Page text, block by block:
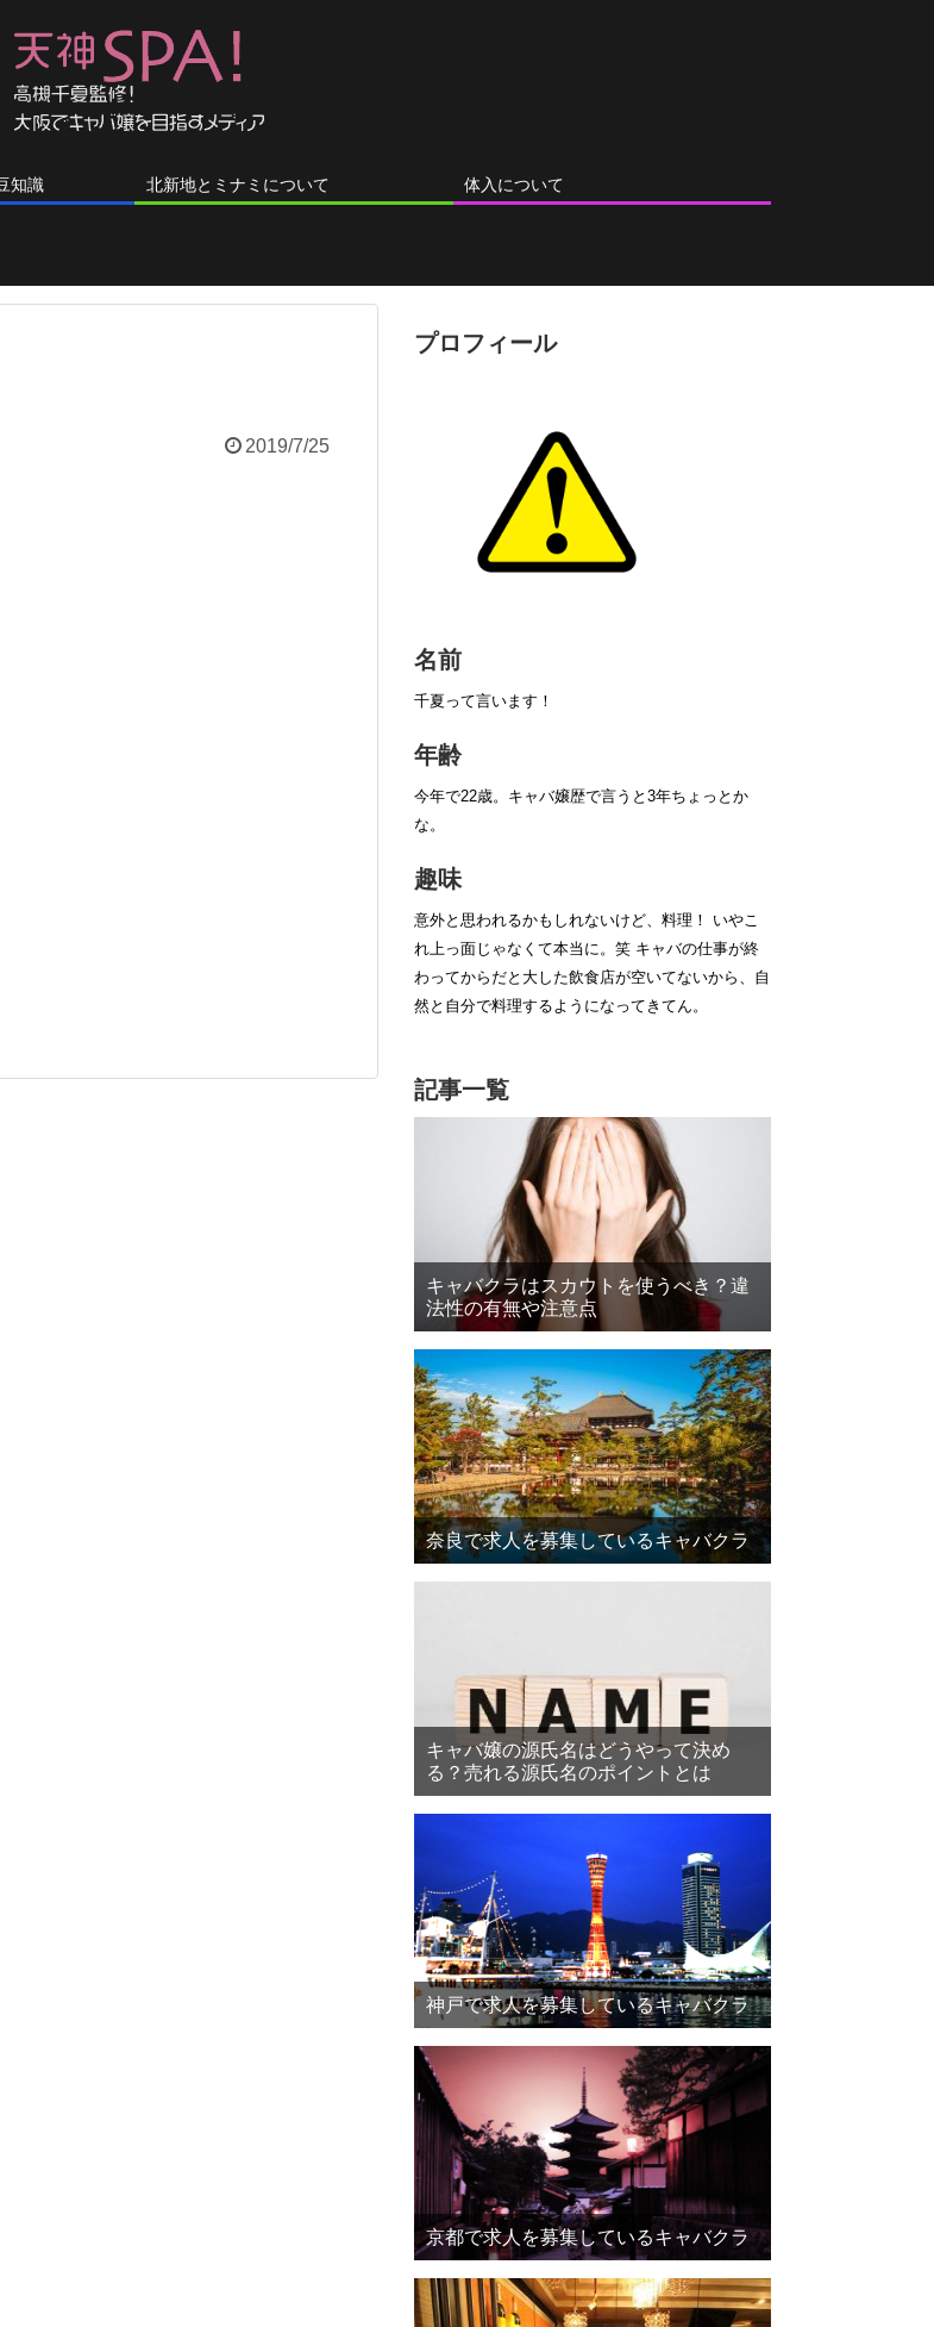
知識 北新地とミナミについて 体入について
2019/7/25
プロフィール
名前
千夏って言います！
年齢
今年で22歳。キャバ嬢歴で言うと3年ちょっとか
な。
趣味
意外と思われるかもしれないけど、料理！ いやこ
れ上っ面じゃなくて本当に。笑 キャバの仕事が終
わってからだと大した飲食店が空いてないから、自
然と自分で料理するようになってきてん。
記事一覧
キャバクラはスカウトを使うべき？違
法性の有無や注意点
奈良で求人を募集しているキャバクラ
キャバ嬢の源氏名はどうやって決め
る？売れる源氏名のポイントとは
神戸で求人を募集しているキャバクラ
京都で求人を募集しているキャバクラ